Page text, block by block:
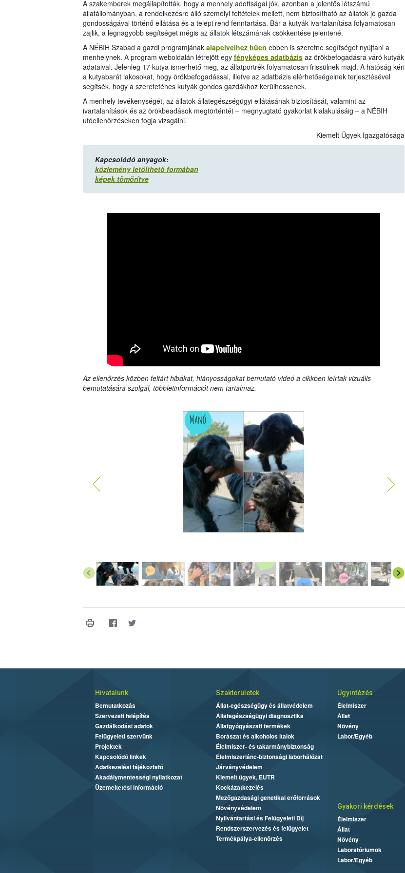
A szakemberek megállapították, hogy a menhely adottságai jók, azonban a jelentős létszámú
állatállományban, a rendelkezésre álló személyi feltételek mellett, nem biztosítható az állatok jó gazda
gondosságával történő ellátása és a telepi rend fenntartása. Bár a kutyák ivartalanítása folyamatosan
zajlik, a legnagyobb segítséget mégis az állatok létszámának csökkentése jelentené.
A NÉBIH Szabad a gazdi programjának alapelveihez hűen ebben is szeretne segítséget nyújtani a
menhelynek. A program weboldalán létrejött egy fényképes adatbázisaz örökbefogadásra váró kutyák
adataival. Jelenleg 17 kutya ismerhető meg, az állatportrék folyamatosan frissülnek majd. A hatóság kéri
a kutyabarát lakosokat, hogy örökbefogadással, illetve az adatbázis elérhetőségeinek terjesztésével
segítsék, hogy a szeretetéhes kutyák gondos gazdákhoz kerülhessenek.
A menhely tevékenységét, az állatok állategészségügyi ellátásának biztosítását, valamint az
ivartalanítások és az örökbeadások megtörténtét – megnyugtató gyakorlat kialakulásáig – a NÉBIH
utóellenőrzéseken fogja vizsgálni.
Kiemelt Ügyek Igazgatósága
Kapcsolódó anyagok:
közlemény letölthető formában
képek tömörítve
Az ellenőrzés közben feltárt hibákat, hiányosságokat bemutató videó a cikkben leírtak vizuális
bemutatására szolgál, többletinformációt nem tartalmaz.
Hivatalunk
Bemutatkozás
Szervezeti felépítés
Gazdálkodási adatok
Felügyeleti szervünk
Projektek
Kapcsolódó linkek
Adatkezelési tájékoztató
Akadálymentességi nyilatkozat
Üzemeltetési információ
Szakterületek
Állat-egészségügy és állatvédelem
Állategészségügyi diagnosztika
Állatgyógyászati termékek
Borászat és alkoholos italok
Élelmiszer- és takarmánybiztonság
Élelmiszerlánc-biztonsági laborhálózat
Járványvédelem
Kiemelt ügyek, EUTR
Kockázatkezelés
Mezőgazdasági genetikai erőforrások
Növényvédelem
Nyilvántartási és Felügyeleti Díj
Rendszerszervezés és felügyelet
Termékpálya-ellenőrzés
Ügyintézés
Élelmiszer
Állat
Növény
Labor/Egyéb
Gyakori kérdések
Élelmiszer
Állat
Növény
Laboratóriumok
Labor/Egyéb